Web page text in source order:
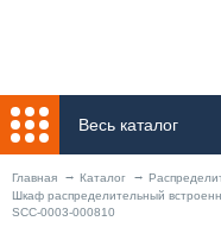
Весь каталог
Главная Каталог
Шкаф распределительный
SCC-0003-000810